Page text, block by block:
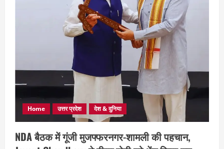
Home उत्तर प्रदेश देश & दुनिया
NDA बैठक में गूंजी मुजफ्फरनगर-शामली की पहचान,